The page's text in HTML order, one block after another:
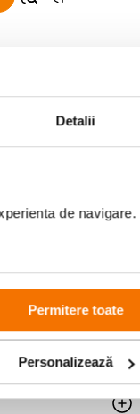
Detalii
de
Permitere toate
Personalizează
utile,
special